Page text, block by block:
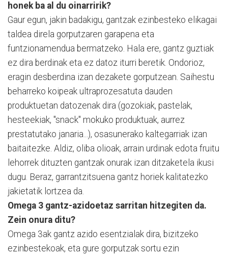
honek ba al du oinarririk?
Gaur egun, jakin badakigu, gantzak ezinbesteko elikagai
taldea direla gorputzaren garapena eta
funtzionamendua bermatzeko. Hala ere, gantz guztiak
ez dira berdinak eta ez datoz iturri beretik. Ondorioz,
eragin desberdina izan dezakete gorputzean. Saihestu
beharreko koipeak ultraprozesatuta dauden
produktuetan datozenak dira (gozokiak, pastelak,
hesteekiak, "snack" mokuko produktuak, aurrez
prestatutako janaria...), osasunerako kaltegarriak izan
baitaitezke. Aldiz, oliba olioak, arrain urdinak edota fruitu
lehorrek dituzten gantzak onurak izan ditzaketela ikusi
dugu. Beraz, garrantzitsuena gantz horiek kalitatezko
jakietatik lortzea da.
Omega 3 gantz-azidoetaz sarritan hitzegiten da.
Zein onura ditu?
Omega 3ak gantz azido esentzialak dira, bizitzeko
ezinbestekoak, eta gure gorputzak sortu ezin